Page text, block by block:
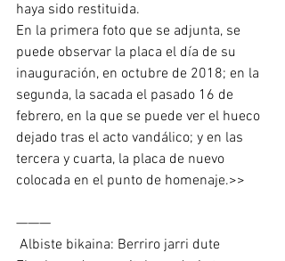
haya sido restituida.
En la primera foto que se adjunta, se
puede observar la placa el día de su
inauguración, en octubre de 2018; en la
segunda, la sacada el pasado 16 de
febrero, en la que se puede ver el hueco
dejado tras el acto vandálico; y en las
tercera y cuarta, la placa de nuevo
colocada en el punto de homenaje.>>
———